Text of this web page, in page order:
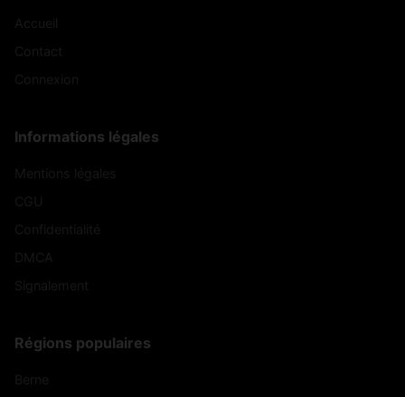
Informations légales
Régions populaires